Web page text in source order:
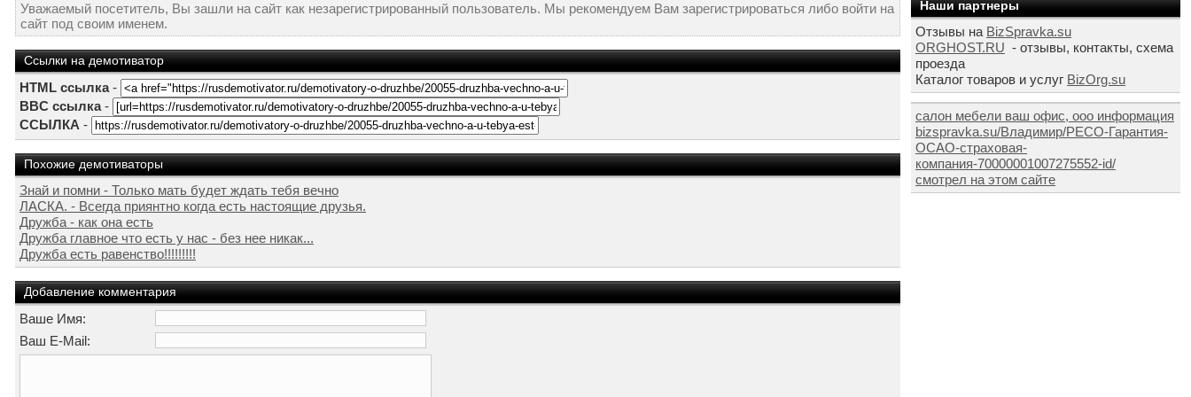
Уважаемый посетитель, Вы зашли на сайт как незарегистрированный пользователь. Мы рекомендуем Вам зарегистрироваться либо войти на
сайт под своим именем.
Ссылки на демотиватор
HTML ссылка-
BBC ссылка-
ССЫЛКА -
Похожие демотиваторы
Знай и помни - Только мать будет ждать тебя вечно
ЛАСКА. - Всегда приянтно когда есть настоящие друзья.
Дружба - как она есть
Дружба главное что есть у нас - без нее никак...
Дружба есть равенство!!!!!!!!!
Добавление комментария
Ваше Имя:
Ваш E-Mail:
Наши партнеры
Отзывы на BizSpravka.su
ORGHOST.RU - отзывы, контакты, схема
проезда
Каталог товаров и услуг BizOrg.su
салон мебели ваш офис, ооо информация
bizspravka.su/Владимир/РЕСО-Гарантия-
ОСАО-страховая-
компания-70000001007275552-id/
смотрел на этом сайте